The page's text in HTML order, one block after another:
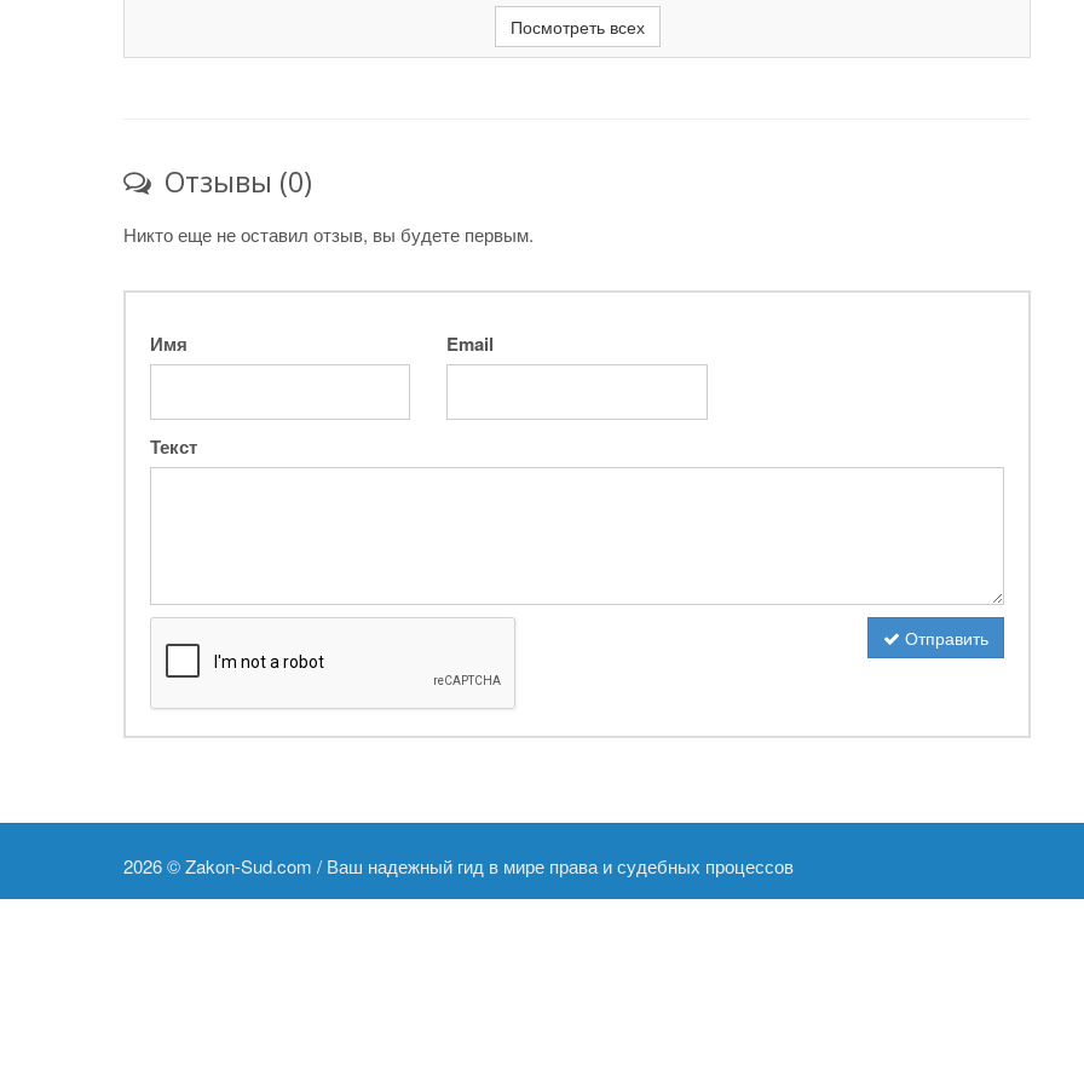
Посмотреть всех
Отзывы (0)
Никто еще не оставил отзыв, вы будете первым.
Имя Email
Текст
Отправить
2026 ©Zakon-Sud.com / Ваш надежный гид в мире права и судебных процессов